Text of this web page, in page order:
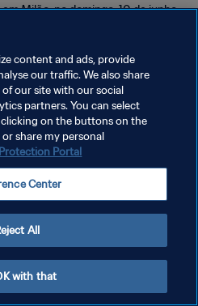
Milão, no domingo, 10 de junho.
DE COOKIES
content and ads, provide
our traffic. We also share
our site with our social
partners. You can select
on the buttons on the
share my personal
Portal
Center
All
with that